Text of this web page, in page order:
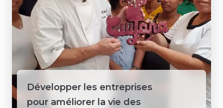
Développer les entreprises
pour améliorer la vie des